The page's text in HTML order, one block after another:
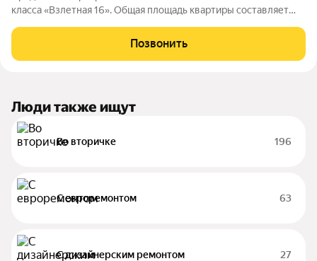
класса «Взлетная 16». Общая площадь квартиры составляет
кухню-гостиную с двумя окнами. С мастер спальней площадью
16 м2 со своим сан. узлом
Позвонить
Люди также ищут
Во вторичке 196
С евроремонтом 63
С дизайнерским ремонтом 27